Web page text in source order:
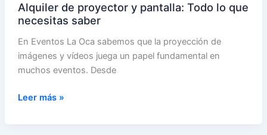
Alquiler de proyector y pantalla: Todo lo que
necesitas saber
En Eventos La Oca sabemos que la proyección de
imágenes y vídeos juega un papel fundamental en
muchos eventos. Desde
Alquiler
Leer más »